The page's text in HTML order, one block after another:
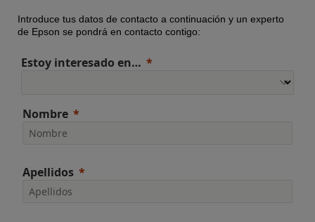
Introduce tus datos de contacto a continuación y un experto
de Epson se pondrá en contacto contigo:
Estoy interesado en…
Nombre
Apellidos